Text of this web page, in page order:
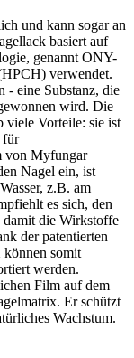
und kann sogar an
basiert auf
genannt ONY-
verwendet.
- eine Substanz, die
wird. Die
viele Vorteile: sie ist
für
von Myfungar
Nagel ein, ist
z.B. am
es sich, den
damit die Wirkstoffe
der patentierten
somit
werden.
Film auf dem
Er schützt
Wachstum.